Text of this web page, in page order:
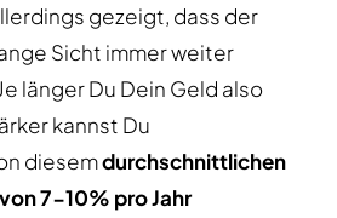
gezeigt, dass der
Sicht immer weiter
länger Du Dein Geld also
kannst Du
diesemdurchschnittlichen
7-10% pro Jahr